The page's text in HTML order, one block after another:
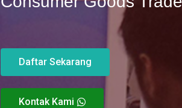
Daftar Sekarang
Kontak Kami